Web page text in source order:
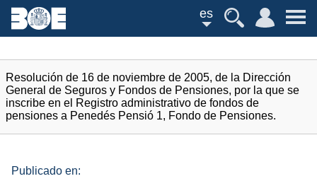
es
Resolución de 16 de noviembre de 2005, de la Dirección
General de Seguros y Fondos de Pensiones, por la que se
inscribe en el Registro administrativo de fondos de
pensiones a Penedés Pensió 1, Fondo de Pensiones.
Publicado en: